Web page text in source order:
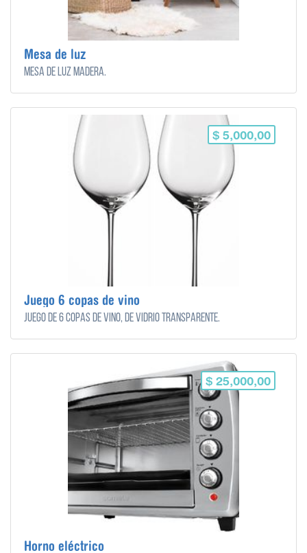
Mesa de luz
Mesa de luz madera.
$ 5,000,00
Juego 6 copas de vino
Juego de 6 copas de vino, de vidrio transparente.
$ 25,000,00
Horno eléctrico